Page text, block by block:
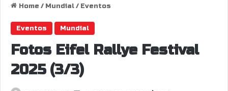
Home / Mundial/ Eventos
Eventos Mundial
Fotos Eifel Rallye Festival
2025 (3/3)